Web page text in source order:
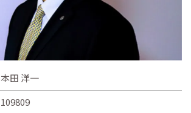
本田 洋一
109809